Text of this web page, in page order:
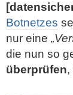
Botnetzes
nur eine
die nun so
überprüfen,